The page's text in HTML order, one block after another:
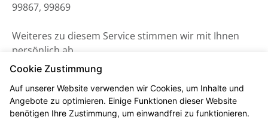
99867, 99869
Weiteres zu diesem Service stimmen wir mit Ihnen
persönlich ab.
Cookie Zustimmung
Auf unserer Website verwenden wir Cookies, um Inhalte und
Angebote zu optimieren. Einige Funktionen dieser Website
benötigen Ihre Zustimmung, um einwandfrei zu funktionieren.